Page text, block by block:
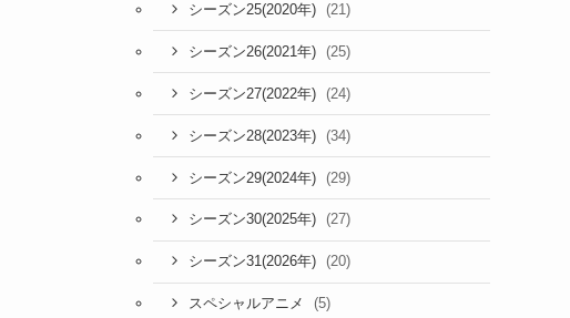
シーズン25(2020年) (21)
シーズン26(2021年) (25)
シーズン27(2022年) (24)
シーズン28(2023年) (34)
シーズン29(2024年) (29)
シーズン30(2025年) (27)
シーズン31(2026年) (20)
スペシャルアニメ (5)